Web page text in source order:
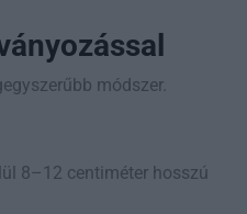
módszer.
8–12 centiméter hosszú